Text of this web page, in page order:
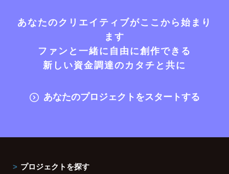
あなたのクリエイティブがここから始まり
ます
ファンと一緒に自由に創作できる
新しい資金調達のカタチと共に
あなたのプロジェクトをスタートする
プロジェクトを探す